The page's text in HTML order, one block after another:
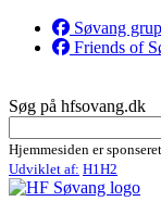
Søvang
Friends of
Søg på hfsovang.dk
Hjemmesiden er
Udviklet af: H1H2